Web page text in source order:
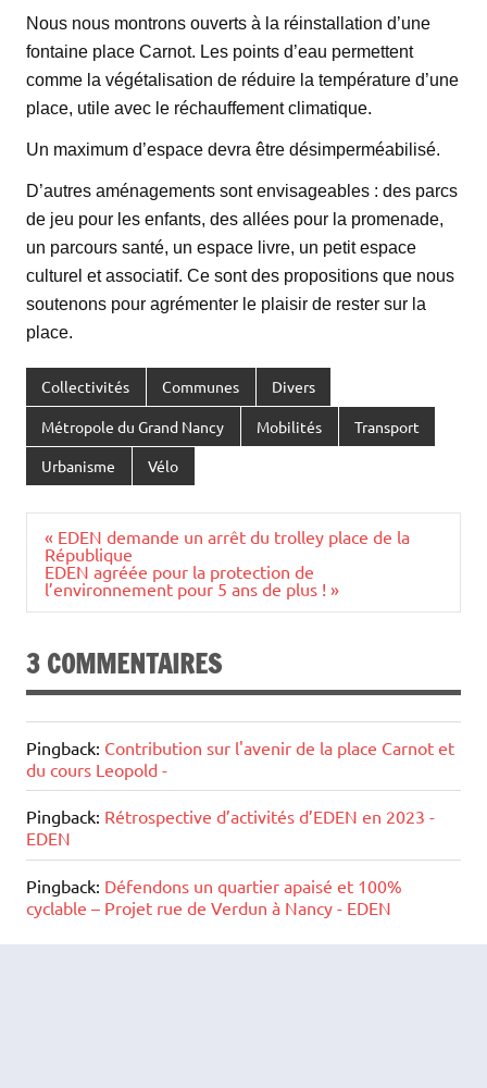
Nous nous montrons ouverts à la réinstallation d’une
fontaine place Carnot. Les points d’eau permettent
comme la végétalisation de réduire la température d’une
place, utile avec le réchauffement climatique.
Un maximum d’espace devra être désimperméabilisé.
D’autres aménagements sont envisageables : des parcs
de jeu pour les enfants, des allées pour la promenade,
un parcours santé, un espace livre, un petit espace
culturel et associatif. Ce sont des propositions que nous
soutenons pour agrémenter le plaisir de rester sur la
place.
Collectivités Communes Divers
Métropole du Grand Nancy Mobilités Transport
Urbanisme Vélo
Navigation
de
l’article
« EDEN demande un arrêt du trolley place de la
République
EDEN agréée pour la protection de
l’environnement pour 5 ans de plus ! »
3 COMMENTAIRES
Pingback: Contribution sur l'avenir de la place Carnot et
du cours Leopold -
Pingback: Rétrospective d’activités d’EDEN en 2023 -
EDEN
Pingback: Défendons un quartier apaisé et 100%
cyclable – Projet rue de Verdun à Nancy - EDEN